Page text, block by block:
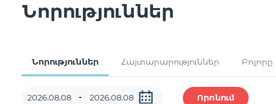
Նորություններ
Նորություններ Հայտարարություններ Բոլորը
Որոնում